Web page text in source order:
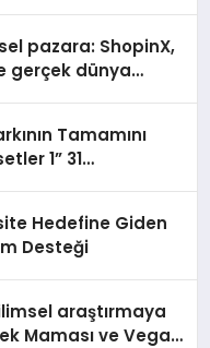
pazara: ShopinX,
gerçek dünya
Tamamını
1” 31
Hedefine Giden
Desteği
araştırmaya
Maması ve Vegan